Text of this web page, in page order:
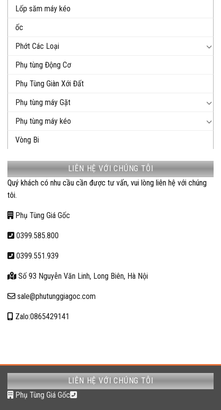
Lốp săm máy kéo
ốc
Phớt Các Loại
Phụ tùng Động Cơ
Phụ Tùng Giàn Xới Đất
Phụ tùng máy Gặt
Phụ tùng máy kéo
Vòng Bi
LIÊN HỆ VỚI CHÚNG TÔI
Quý khách có nhu cầu cần được tư vấn, vui lòng liên hệ với chúng
tôi.
Phụ Tùng Giá Gốc
0399.585.800
0399.551.939
Số 93 Nguyễn Văn Linh, Long Biên, Hà Nội
sale@phutunggiagoc.com
Zalo:0865429141
LIÊN HỆ VỚI CHÚNG TÔI
Phụ Tùng Giá Gốc